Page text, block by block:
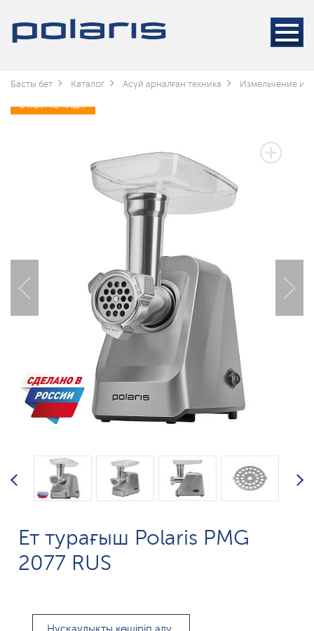
Басты бет Каталог Асүй арналған техника Измельчение и
2 ЖЫЛ КЕПІЛДІК
Ет турағыш Polaris PMG
2077 RUS